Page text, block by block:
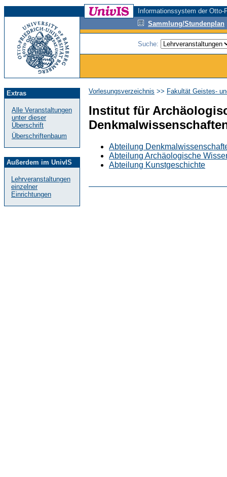
Informationssystem der
Sammlung/Stundenplan
Suche:
Extras
Alle Veranstaltungen
unter dieser
Überschrift
Überschriftenbaum
Außerdem im UnivIS
Lehrveranstaltungen
einzelner
Einrichtungen
Vorlesungsverzeichnis >> Fakultät Geistes-
Institut für
Abteilung
Abteilung Archäologische
Abteilung Kunstgeschichte